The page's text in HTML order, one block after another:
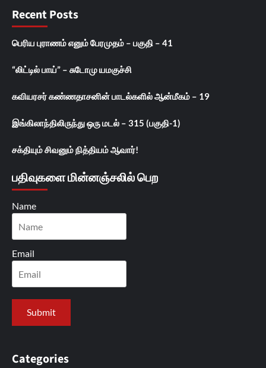
Recent Posts
பெரிய புராணம் எனும் பேரமுதம் – பகுதி – 41
“லிட்டில் பாய்” – சுடோமு யமகுச்சி
கவியரசர் கண்ணதாசனின் பாடல்களில் ஆன்மீகம் – 19
இங்கிலாந்திலிருந்து ஒரு மடல் – 315 (பகுதி-1)
சக்தியும் சிவனும் நித்தியம் ஆவார்!
பதிவுகளை மின்னஞ்சலில் பெற
Name
Email
Categories